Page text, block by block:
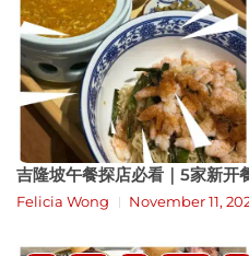
吉隆坡午餐探店必看｜5家新开
Felicia Wong November 11,